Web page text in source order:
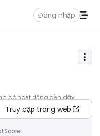
Đăng nhập
có hoạt động gần đây
Truy cập trang web